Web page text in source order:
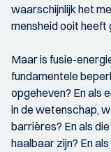
waarschijnlijk het
mensheid ooit heeft
Maar is fusie-
fundamentele
opgeheven? En als
in de wetenschap,
barrières? En als
haalbaar zijn? En